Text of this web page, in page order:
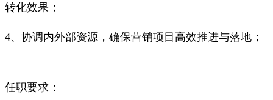
转化效果；
4、协调内外部资源，确保营销项目高效推进与落地；
任职要求：